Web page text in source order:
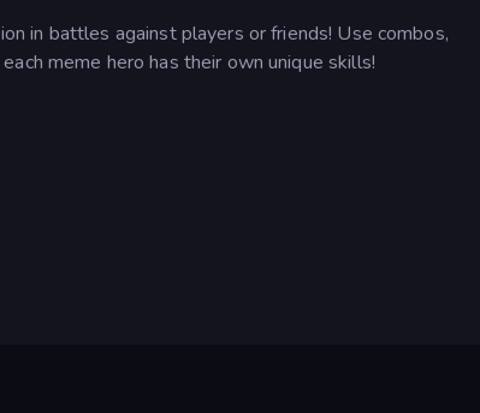
in battles against players or friends! Use combos,
meme hero has their own unique skills!